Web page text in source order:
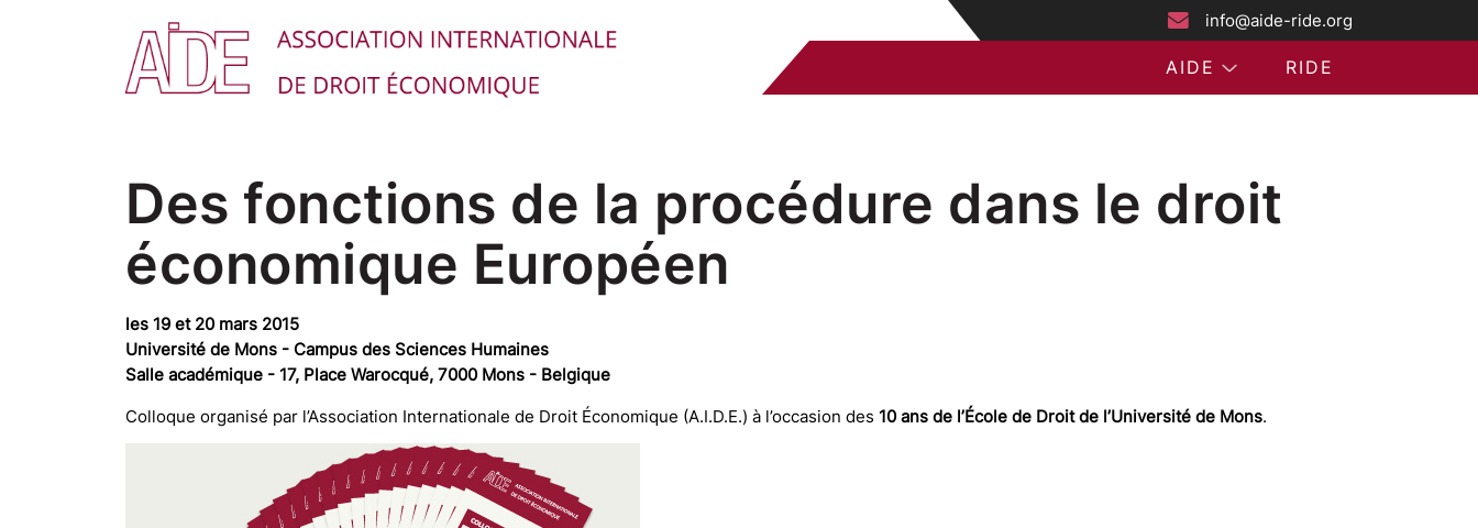
info@aide-ride.org
AIDE RIDE
Des fonctions de la procédure dans le droit
économique Européen
les 19 et 20 mars 2015
Université de Mons - Campus des Sciences Humaines
Salle académique - 17, Place Warocqué, 7000 Mons - Belgique
Colloque organisé par l’Association Internationale de Droit Économique (A.I.D.E.) à l’occasion des 10 ans de l’École de Droit de l’Université de Mons.